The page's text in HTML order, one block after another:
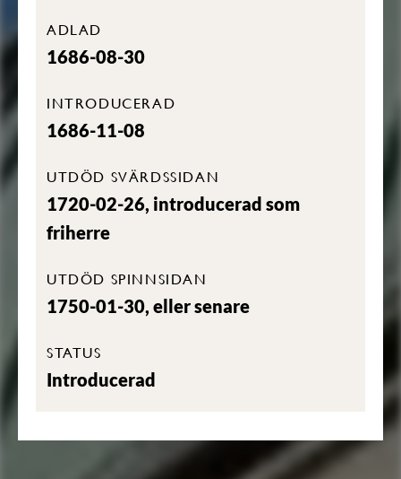
ADLAD
1686-08-30
INTRODUCERAD
1686-11-08
UTDÖD SVÄRDSSIDAN
1720-02-26, introducerad som
friherre
UTDÖD SPINNSIDAN
1750-01-30, eller senare
STATUS
Introducerad